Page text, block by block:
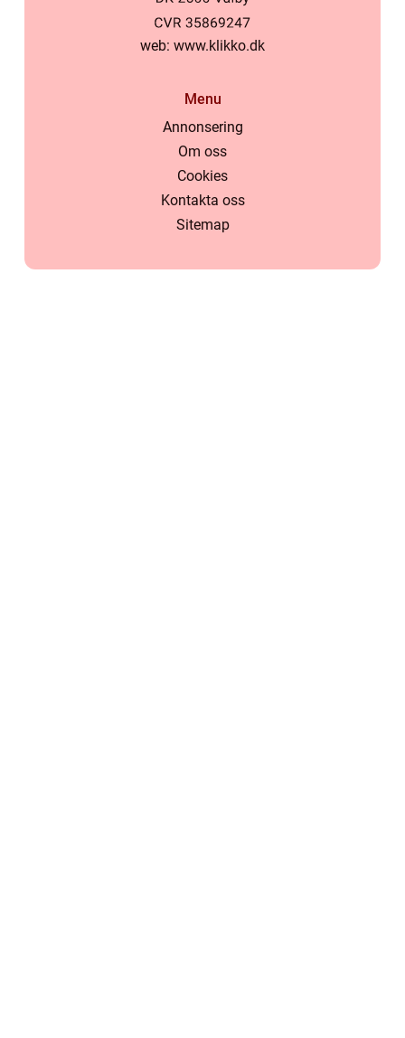
web: www.klikko.dk
Menu
Annonsering
Om oss
Cookies
Kontakta oss
Sitemap